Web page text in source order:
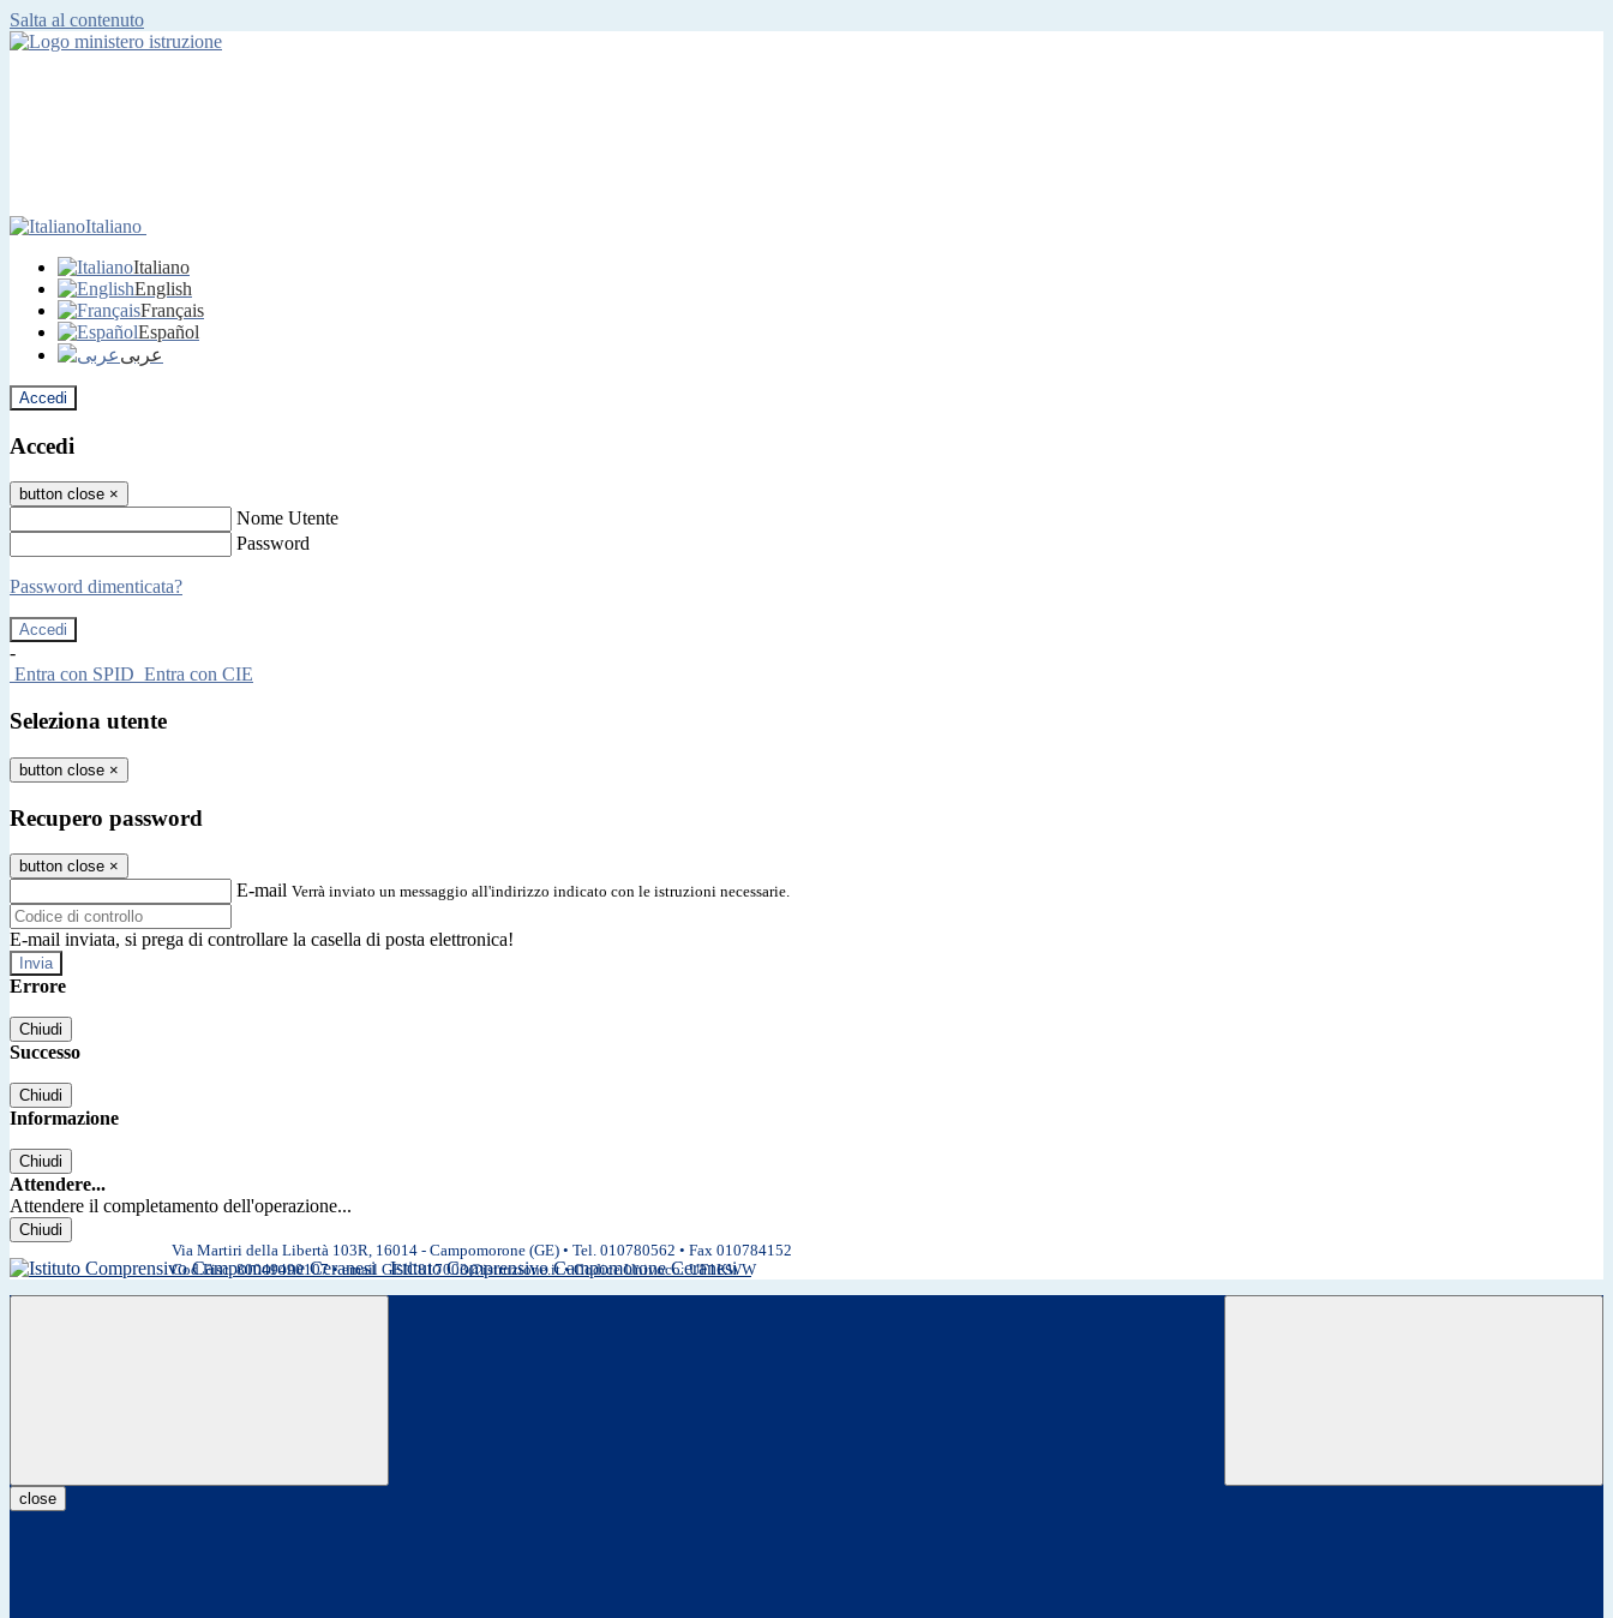
Salta al contenuto
Italiano
Italiano
English
Français
Español
عربى
Accedi
Accedi
button close ×
Nome Utente
Password
Password dimenticata?
-
Entra con SPID Entra con CIE
Seleziona utente
button close ×
Recupero password
button close ×
E-mail Verrà inviato un messaggio all'indirizzo indicato con le istruzioni necessarie.
E-mail inviata, si prega di controllare la casella di posta elettronica!
Errore
Chiudi
Successo
Chiudi
Informazione
Chiudi
Attendere...
Attendere il completamento dell'operazione...
Chiudi
Istituto Comprensivo Campomorone Ceranesi
Via Martiri della Libertà 103R, 16014 - Campomorone (GE) • Tel. 010780562 • Fax 010784152
Cod.Fisc. 80049490107 • email GEIC817003@istruzione.it • Codice Univoco: UF1KWW
close